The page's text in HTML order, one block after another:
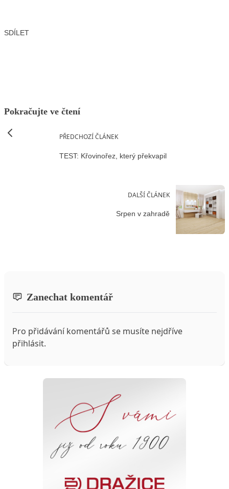
SDÍLET
Pokračujte ve čtení
PŘEDCHOZÍ ČLÁNEK
TEST: Křovinořez, který překvapil
DALŠÍ ČLÁNEK
Srpen v zahradě
Zanechat komentář
Pro přidávání komentářů se musíte nejdříve
přihlásit.